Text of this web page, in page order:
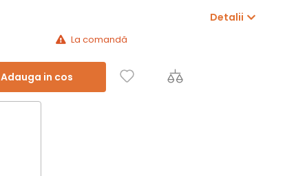
Detalii
La comandă
Adauga in cos